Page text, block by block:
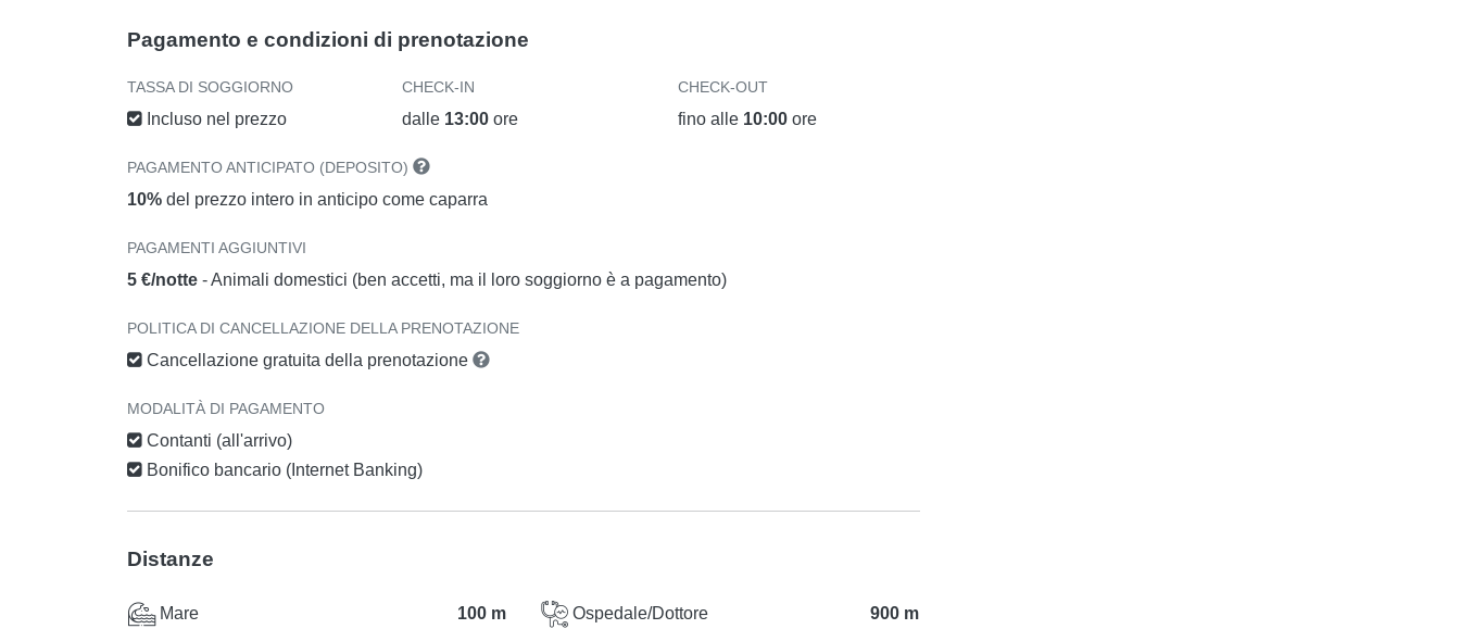
Pagamento e condizioni di prenotazione
TASSA DI SOGGIORNO
Incluso nel prezzo
CHECK-IN
dalle 13:00 ore
CHECK-OUT
fino alle 10:00ore
PAGAMENTO ANTICIPATO (DEPOSITO)
10% del prezzo intero in anticipo come caparra
PAGAMENTI AGGIUNTIVI
5 €/notte - Animali domestici (ben accetti, ma il loro soggiorno è a pagamento)
POLITICA DI CANCELLAZIONE DELLA PRENOTAZIONE
Cancellazione gratuita della prenotazione
MODALITÀ DI PAGAMENTO
Contanti (all'arrivo)
Bonifico bancario (Internet Banking)
Distanze
Mare 100 m Ospedale/Dottore 900 m